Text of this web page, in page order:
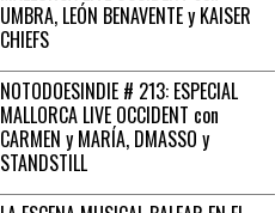
UMBRA, LEÓN BENAVENTE y KAISER
CHIEFS
NOTODOESINDIE # 213: ESPECIAL
MALLORCA LIVE OCCIDENT con
CARMEN y MARÍA, DMASSO y
STANDSTILL